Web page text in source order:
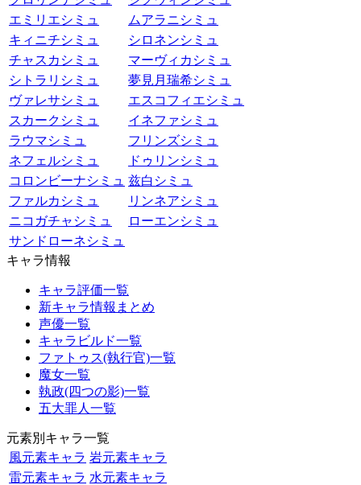
エミリエシミュ
ムアラニシミュ
キィニチシミュ
シロネンシミュ
チャスカシミュ
マーヴィカシミュ
シトラリシミュ
夢見月瑞希シミュ
ヴァレサシミュ
エスコフィエシミュ
スカークシミュ
イネファシミュ
ラウマシミュ
フリンズシミュ
ネフェルシミュ
ドゥリンシミュ
コロンビーナシミュ 兹白シミュ
ファルカシミュ
リンネアシミュ
ニコガチャシミュ
ローエンシミュ
サンドローネシミュ
キャラ情報
キャラ評価一覧
新キャラ情報まとめ
声優一覧
キャラビルド一覧
ファトゥス(執行官)一覧
魔女一覧
執政(四つの影)一覧
五大罪人一覧
元素別キャラ一覧
風元素キャラ 岩元素キャラ
雷元素キャラ 水元素キャラ